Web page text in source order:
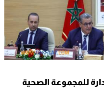
للمجموعة الصحية